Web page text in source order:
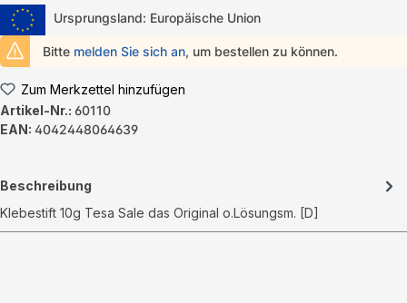
Ursprungsland: Europäische Union
Bitte melden Sie sich an, um bestellen zu können.
Zum Merkzettel hinzufügen
Artikel-Nr.: 60110
EAN: 4042448064639
Beschreibung
Klebestift 10g Tesa Sale das Original o.Lösungsm. [D]